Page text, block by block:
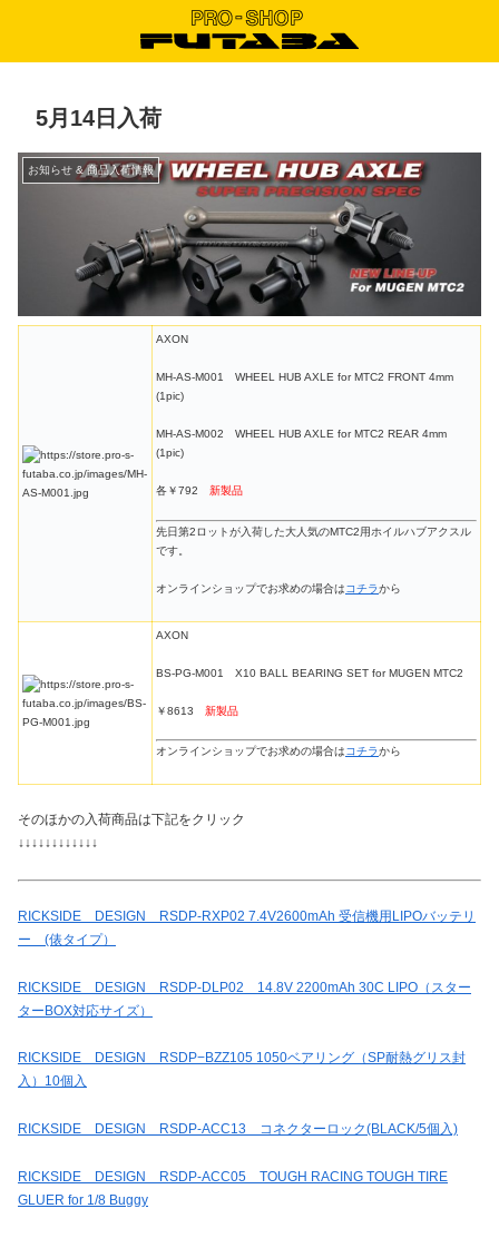
5月14日入荷
お知らせ & 商品入荷情報
AXON
MH-AS-M001 WHEEL HUB AXLE for MTC2 FRONT 4mm
(1pic)
MH-AS-M002 WHEEL HUB AXLE for MTC2 REAR 4mm
(1pic)
各￥792 新製品
先日第2ロットが入荷した大人気のMTC2用ホイルハブアクスル
です。
オンラインショップでお求めの場合はコチラから
AXON
BS-PG-M001 X10 BALL BEARING SET for MUGEN MTC2
￥8613 新製品
オンラインショップでお求めの場合はコチラから
そのほかの入荷商品は下記をクリック
↓↓↓↓↓↓↓↓↓↓↓↓
RICKSIDE DESIGN RSDP-RXP02 7.4V2600mAh 受信機用LIPOバッテリ
ー (俵タイプ）
RICKSIDE DESIGN RSDP-DLP02 14.8V 2200mAh 30C LIPO（スター
ターBOX対応サイズ）
RICKSIDE DESIGN RSDP−BZZ105 1050ベアリング（SP耐熱グリス封
入）10個入
RICKSIDE DESIGN RSDP-ACC13 コネクターロック(BLACK/5個入)
RICKSIDE DESIGN RSDP-ACC05 TOUGH RACING TOUGH TIRE
GLUER for 1/8 Buggy